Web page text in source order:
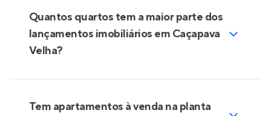
Quantos quartos tem a maior parte dos
lançamentos imobiliários em Caçapava
Velha?
Tem apartamentos à venda na planta